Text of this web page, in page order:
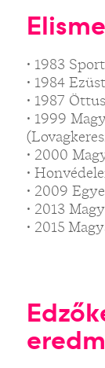
• 1983
• 1984
• 1987
• 1999
• 2000
•
• 2009
• 2013
• 2015